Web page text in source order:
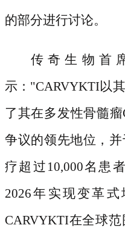
的部分进行讨论。
传奇生物首
示： "CARVYKTI以
了其在多发性骨髓
争议的领先地位，
疗超过10,000名患
2026年实现变革
CARVYKTI在全球